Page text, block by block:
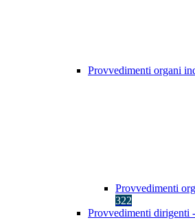
Provvedimenti organi
Provvedimenti
322
Provvedimenti dirigenti